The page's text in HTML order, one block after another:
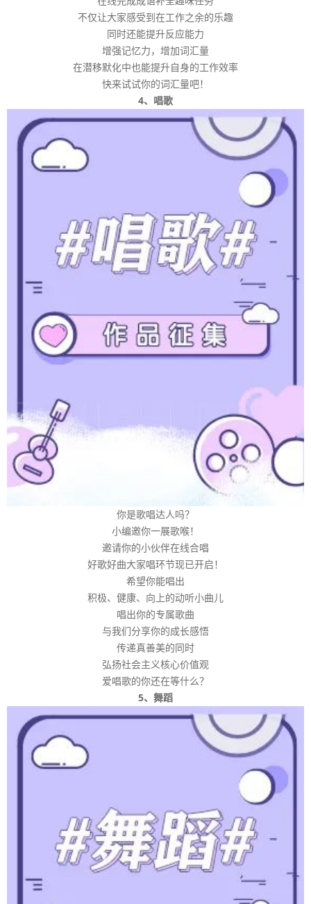
不仅让大家感受到在工作之余的乐趣
同时还能提升反应能力
增强记忆力，增加词汇量
在潜移默化中也能提升自身的工作效率
快来试试你的词汇量吧！
4、唱歌
你是歌唱达人吗？
小编邀你一展歌喉！
邀请你的小伙伴在线合唱
好歌好曲大家唱环节现已开启！
希望你能唱出
积极、健康、向上的动听小曲儿
唱出你的专属歌曲
与我们分享你的成长感悟
传递真善美的同时
弘扬社会主义核心价值观
爱唱歌的你还在等什么？
5、舞蹈